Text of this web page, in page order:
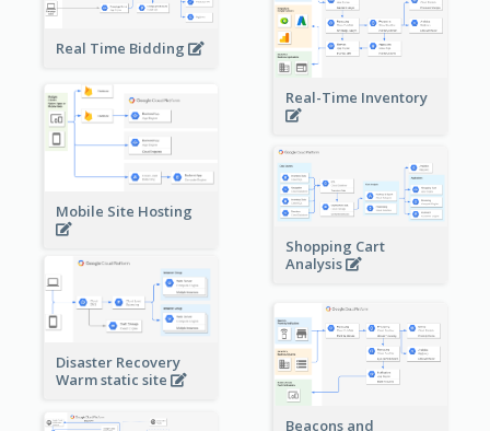
Real Time Bidding
Real-Time Inventory
Mobile Site Hosting
Shopping Cart
Analysis
Disaster Recovery
Warm static site
Beacons and